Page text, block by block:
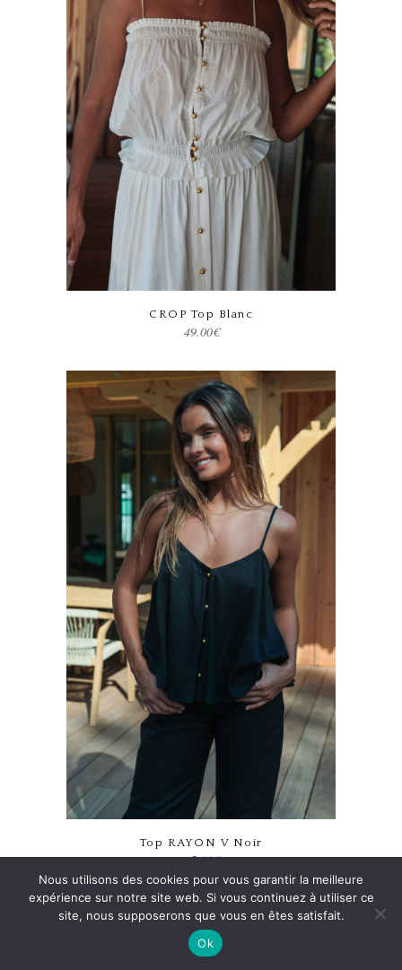
Ce produit a plusieurs variations. Les options peuvent être choisies sur la page du produit
CROP Top Blanc
49.00€
Ce produit a plusieurs variations. Les options peuvent être choisies sur la page du produit
Top RAYON V Noir
65.00€
Nous utilisons des cookies pour vous garantir la meilleure
expérience sur notre site web. Si vous continuez à utiliser ce
site, nous supposerons que vous en êtes satisfait.
Ok